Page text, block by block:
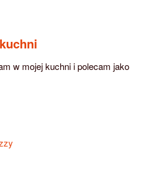
w mojej kuchni i polecam jako